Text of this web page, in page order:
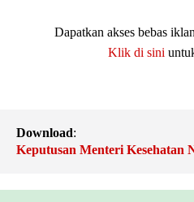
Dapatkan akses bebas
Klik di sini
Download:
Keputusan Menteri Kesehatan